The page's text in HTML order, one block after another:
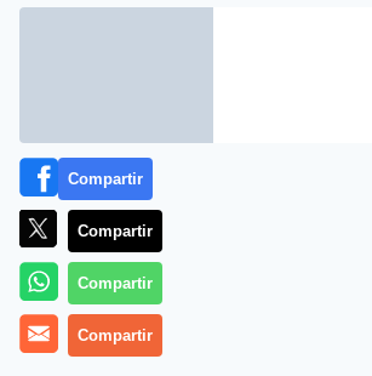
Compartir
Compartir
Compartir
Compartir